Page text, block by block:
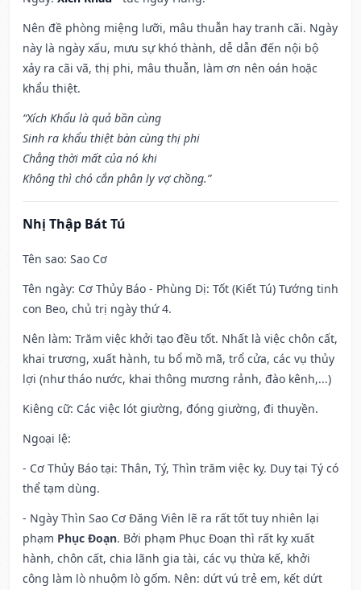
Nên đề phòng miệng lưỡi, mâu thuẫn hay tranh cãi. Ngày
này là ngày xấu, mưu sự khó thành, dễ dẫn đến nội bộ
xảy ra cãi vã, thị phi, mâu thuẫn, làm ơn nên oán hoặc
khẩu thiệt.
“Xích Khẩu là quả bần cùng
Sinh ra khẩu thiệt bàn cùng thị phi
Chẳng thời mất của nó khi
Không thì chó cắn phân ly vợ chồng.”
Nhị Thập Bát Tú
Tên sao: Sao Cơ
Tên ngày: Cơ Thủy Báo - Phùng Dị: Tốt (Kiết Tú) Tướng tinh
con Beo, chủ trị ngày thứ 4.
Nên làm: Trăm việc khởi tạo đều tốt. Nhất là việc chôn cất,
khai trương, xuất hành, tu bổ mồ mã, trổ cửa, các vụ thủy
lợi (như tháo nước, khai thông mương rảnh, đào kênh,...)
Kiêng cữ: Các việc lót giường, đóng giường, đi thuyền.
Ngoại lệ:
- Cơ Thủy Báo tại: Thân, Tý, Thìn trăm việc kỵ. Duy tại Tý có
thể tạm dùng.
- Ngày Thìn Sao Cơ Đăng Viên lẽ ra rất tốt tuy nhiên lại
phạm Phục Đoạn. Bởi phạm Phục Đoạn thì rất kỵ xuất
hành, chôn cất, chia lãnh gia tài, các vụ thừa kế, khởi
công làm lò nhuộm lò gốm. Nên: dứt vú trẻ em, kết dứt